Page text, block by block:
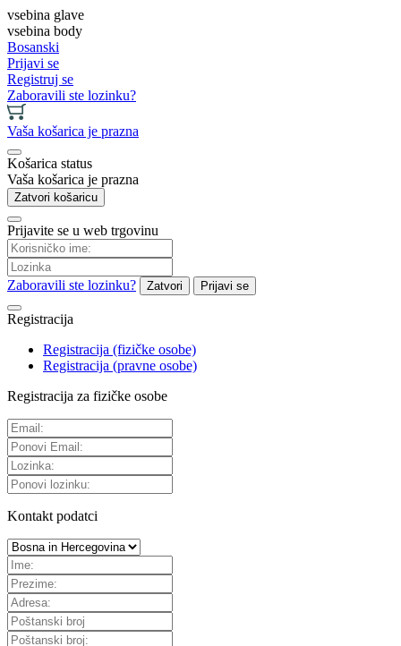
vsebina glave
vsebina body
Bosanski
Prijavi se
Registruj se
Zaboravili ste lozinku?
Vaša košarica je prazna
Košarica status
Vaša košarica je prazna
Zatvori košaricu
Prijavite se u web trgovinu
Zaboravili ste lozinku? Zatvori Prijavi se
Registracija
Registracija (fizičke osobe)
Registracija (pravne osobe)
Registracija za fizičke osobe
Kontakt podatci